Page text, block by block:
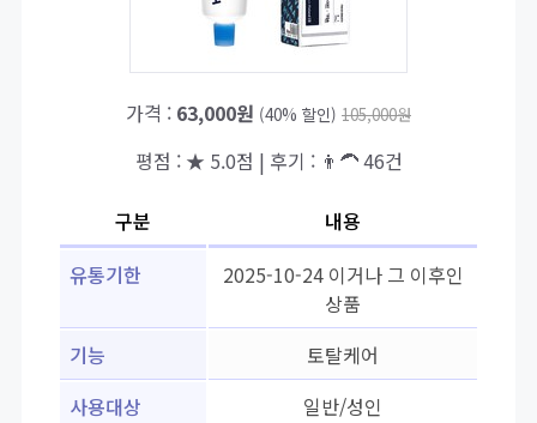
가격 : 63,000원 (40% 할인) 105,000원
평점 : ★ 5.0점 | 후기 : 👨‍🦱 46건
구분
내용
유통기한
2025-10-24 이거나 그 이후인
상품
기능
토탈케어
사용대상
일반/성인